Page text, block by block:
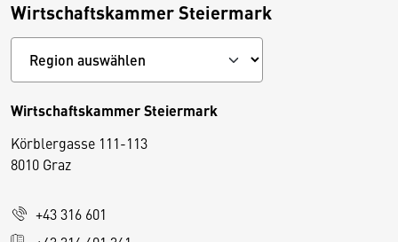
Wirtschaftskammer Steiermark
Wirtschaftskammer Steiermark
Körblergasse 111-113
8010 Graz
+43 316 601
D
i
s